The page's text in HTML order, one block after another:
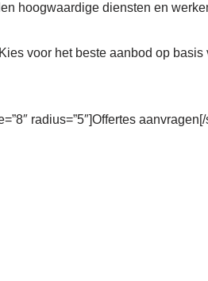
hoogwaardige diensten en
voor het beste aanbod op
radius=”5″]Offertes